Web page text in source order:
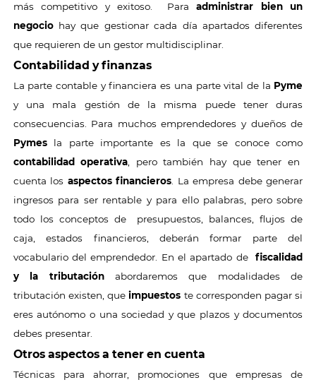
más competitivo y exitoso. Paraadministrar bien un
negociohay que gestionar cada día apartados diferentes
que requieren de un gestor multidisciplinar.
Contabilidad y finanzas
La parte contable y financiera es una parte vital de la Pyme
y una mala gestión de la misma puede tener duras
consecuencias. Para muchos emprendedores y dueños de
Pymesla parte importante es la que se conoce como
contabilidad operativa , pero también hay que tener en
cuenta los aspectos financieros . La empresa debe generar
ingresos para ser rentable y para ello palabras, pero sobre
todo los conceptos de presupuestos, balances, flujos de
caja, estados financieros, deberán formar parte del
vocabulario del emprendedor. En el apartado de
fiscalidad
y la tributaciónabordaremos que modalidades de
tributación existen, que impuestos te corresponden pagar si
eres autónomo o una sociedad y que plazos y documentos
debes presentar.
Otros aspectos a tener en cuenta
Técnicas para ahorrar, promociones que empresas de